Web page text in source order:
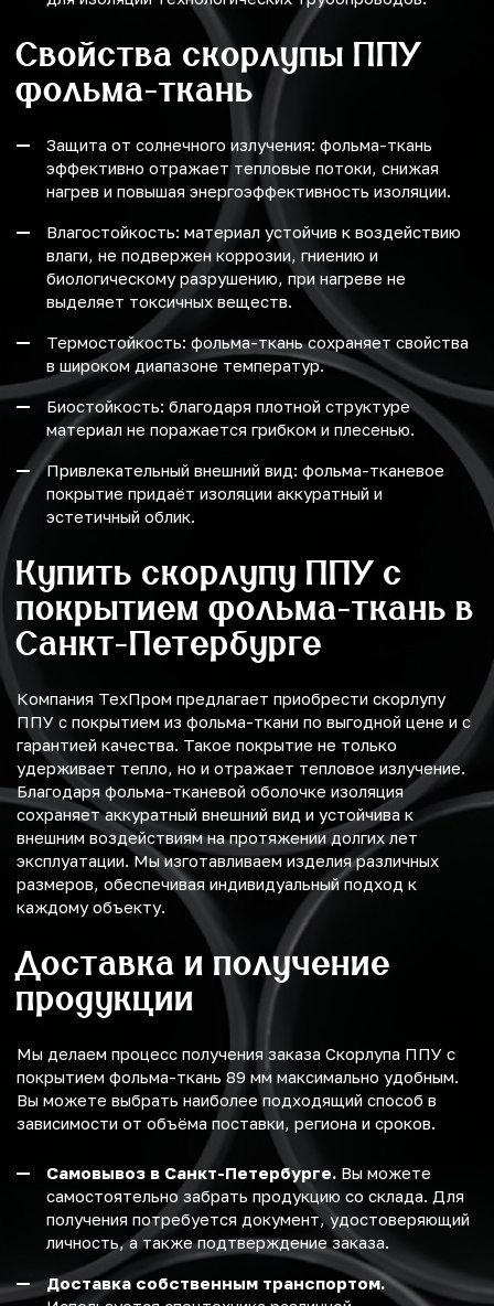
Свойства скорлупы ППУ
фольма-ткань
Защита от солнечного излучения: фольма-ткань
эффективно отражает тепловые потоки, снижая
нагрев и повышая энергоэффективность изоляции.
Влагостойкость: материал устойчив к воздействию
влаги, не подвержен коррозии, гниению и
биологическому разрушению, при нагреве не
выделяет токсичных веществ.
Термостойкость: фольма-ткань сохраняет свойства
в широком диапазоне температур.
Биостойкость: благодаря плотной структуре
материал не поражается грибком и плесенью.
Привлекательный внешний вид: фольма-тканевое
покрытие придаёт изоляции аккуратный и
эстетичный облик.
Купить скорлупу ППУ с
покрытием фольма-ткань в
Санкт-Петербурге
Компания ТехПром предлагает приобрести скорлупу
ППУ с покрытием из фольма-ткани по выгодной цене и с
гарантией качества. Такое покрытие не только
удерживает тепло, но и отражает тепловое излучение.
Благодаря фольма-тканевой оболочке изоляция
сохраняет аккуратный внешний вид и устойчива к
внешним воздействиям на протяжении долгих лет
эксплуатации. Мы изготавливаем изделия различных
размеров, обеспечивая индивидуальный подход к
каждому объекту.
Доставка и получение
продукции
Мы делаем процесс получения заказа Скорлупа ППУ с
покрытием фольма-ткань 89 мм максимально удобным.
Вы можете выбрать наиболее подходящий способ в
зависимости от объёма поставки, региона и сроков.
Самовывоз в Санкт-Петербурге. Вы можете
самостоятельно забрать продукцию со склада. Для
получения потребуется документ, удостоверяющий
личность, а также подтверждение заказа.
Доставка собственным транспортом.